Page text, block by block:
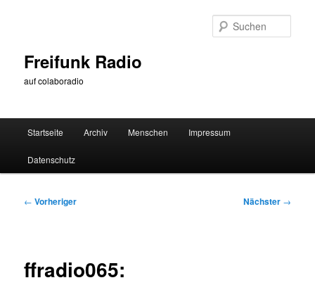
Freifunk Radio
auf colaboradio
Startseite Archiv Menschen Impressum
Datenschutz
Beitragsnavigation
← Vorheriger Nächster →
ffradio065: